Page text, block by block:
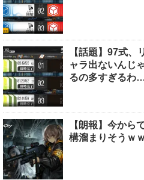
【話題】97式、
ャラ出ないんじ
るの多すぎるわ
【朗報】今から
構溜まりそうｗ